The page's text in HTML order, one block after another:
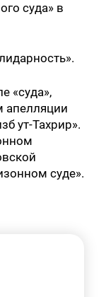
суда» в
«суда»,
апелляции
ут-Тахрир».
суде».